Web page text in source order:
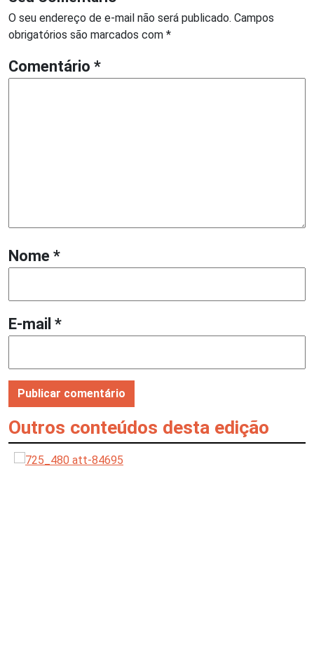
O seu endereço de e-mail não será publicado. Campos
obrigatórios são marcados com *
Comentário *
Nome *
E-mail *
Outros conteúdos desta edição